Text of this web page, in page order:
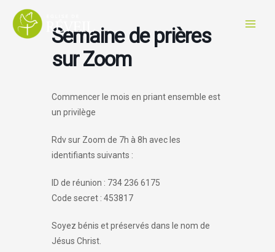
contenu
Semaine de prières
sur Zoom
Commencer le mois en priant ensemble est
un privilège
Rdv sur Zoom de 7h à 8h avec les
identifiants suivants :
ID de réunion : 734 236 6175
Code secret : 453817
Soyez bénis et préservés dans le nom de
Jésus Christ.